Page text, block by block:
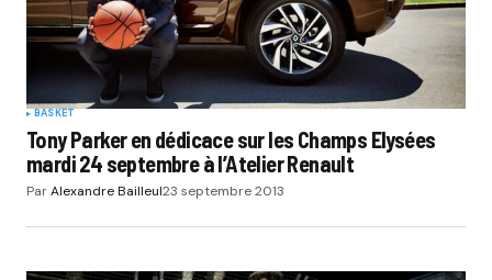
BASKET
Tony Parker en dédicace sur les Champs Elysées
mardi 24 septembre à l’Atelier Renault
ParAlexandre Bailleul23 septembre 2013